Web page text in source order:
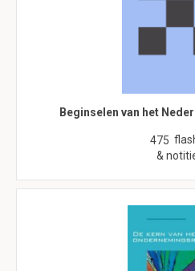
Beginselen van het
475
&